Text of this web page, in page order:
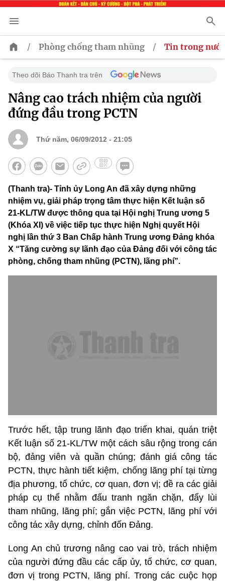
/ Phòng chống tham nhũng / Tin trong nước
Theo dõi Báo Thanh tra trên
Nâng cao trách nhiệm của người
đứng đầu trong PCTN
Thứ năm, 06/09/2012 - 21:05
(Thanh tra)- Tỉnh ủy Long An đã xây dựng những
nhiệm vụ, giải pháp trọng tâm thực hiện Kết luận số
21-KL/TW được thông qua tại Hội nghị Trung ương 5
(Khóa XI) về việc tiếp tục thực hiện Nghị quyết Hội
nghị lần thứ 3 Ban Chấp hành Trung ương Đảng khóa
X “Tăng cường sự lãnh đạo của Đảng đối với công tác
phòng, chống tham nhũng (PCTN), lãng phí”.
Trước hết, tập trung lãnh đạo triển khai, quán triệt
Kết luận số 21-KL/TW một cách sâu rộng trong cán
bộ, đảng viên và quần chúng; đánh giá công tác
PCTN, thực hành tiết kiệm, chống lãng phí tại từng
địa phương, tổ chức, cơ quan, đơn vị; đề ra các giải
pháp cụ thể nhằm đấu tranh ngăn chặn, đẩy lùi
tham nhũng, lãng phí; gắn việc PCTN, lãng phí với
công tác xây dựng, chỉnh đốn Đảng.
Long An chủ trương nâng cao vai trò, trách nhiệm
của người đứng đầu các cấp ủy, tổ chức, cơ quan,
đơn vị trong PCTN, lãng phí. Trong các cuộc họp